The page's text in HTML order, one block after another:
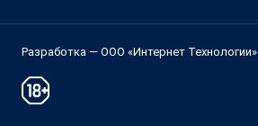
Разработка — ООО «Интернет Технологии»